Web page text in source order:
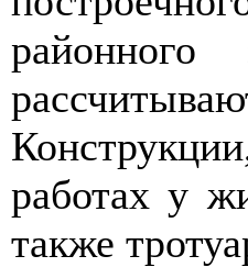
районного
работах у
также